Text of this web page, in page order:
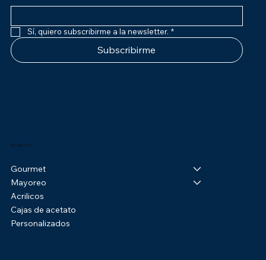
Sí, quiero subscribirme a la newsletter. *
Subscribirme
Productos
Gourmet
Mayoreo
Acrilicos
Cajas de acetato
Personalizados